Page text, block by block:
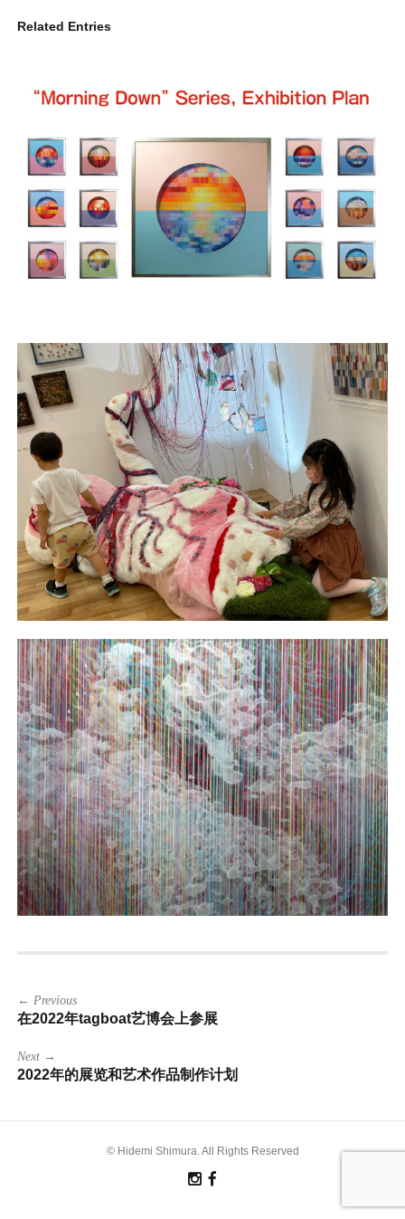
Related Entries
章
导
← Previous
在2022年tagboat艺博会上参展
Next →
2022年的展览和艺术作品制作计划
© Hidemi Shimura. All Rights Reserved